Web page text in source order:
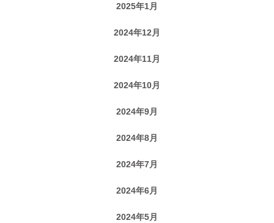
2025年1月
2024年12月
2024年11月
2024年10月
2024年9月
2024年8月
2024年7月
2024年6月
2024年5月